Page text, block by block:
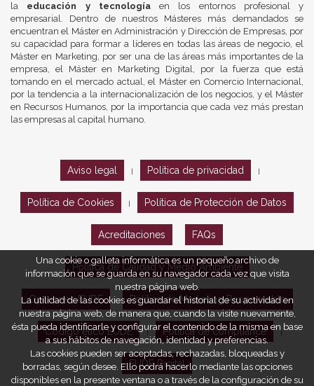
la educación y tecnologíaen los entornos profesional y
empresarial. Dentro de nuestros Másteres más demandados se
encuentran el Máster en Administración y Dirección de Empresas, por
su capacidad para formar a líderes en todas las áreas de negocio, el
Máster en Marketing, por ser una de las áreas más importantes de la
empresa, el Máster en Marketing Digital, por la fuerza que está
tomando en el mercado actual, el Máster en Comercio Internacional,
por la tendencia a la internacionalización de los negocios, y el Máster
en Recursos Humanos, por la importancia que cada vez más prestan
las empresas al capital humano.
Aviso legal Política de privacidad
Política de Cookies Política de Protección de Datos
Acreditaciones FAQs
Política de Calidad y Medio Ambiente
Opiniones EUDE Política de Marketing Responsable
Código ético EUDE Política de compliance
EUDE Digital
Una cookie o galleta informática es un pequeño archivo de
información que se guarda en su navegador cada vez que visita
nuestra página web.
La utilidad de las cookies es guardar el historial de su actividad en
nuestra página web, de manera que, cuando la visite nuevamente,
ésta pueda identificarle y configurar el contenido de la misma en base
a sus hábitos de navegación, identidad y preferencias.
Las cookies pueden ser aceptadas, rechazadas, bloqueadas y
borradas, según desee. Ello podrá hacerlo mediante las opciones
disponibles en la presente ventana o a través de la configuración de su